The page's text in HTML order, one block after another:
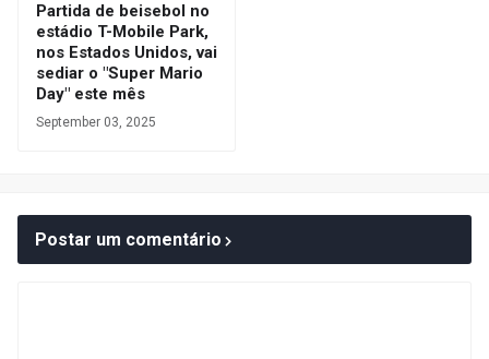
Partida de beisebol no
estádio T-Mobile Park,
nos Estados Unidos, vai
sediar o "Super Mario
Day" este mês
September 03, 2025
Postar um comentário